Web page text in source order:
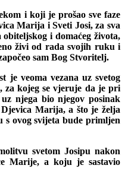
i koji je prošao sve faze
Marija i Sveti Josi, za sva
i domaćeg života,
živi od rada svojih ruku i
sam Bog Stvoritelj.
je veoma vezana uz svetog
za kojeg se vjeruje da je pri
njega bio njegov posinak
Marija, a što je želja
ovog svijeta bude primljen
svetom Josipu nakon
Marije, a koju je sastavio